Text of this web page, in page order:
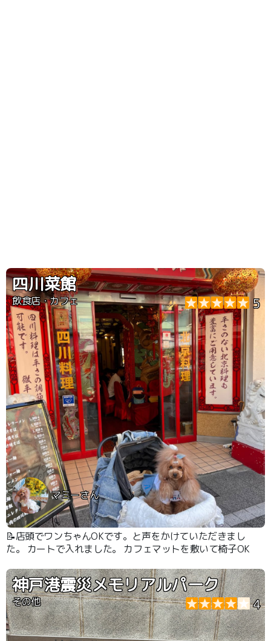
四川菜館
飲食店・カフェ 5
マミーさん
📝店頭でワンちゃんOKです。と声をかけていただきまし
た。 カートで入れました。 カフェマットを敷いて椅子OK
神戸港震災メモリアルパーク
その他 4